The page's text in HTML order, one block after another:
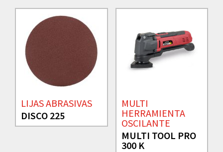
LIJAS ABRASIVAS
DISCO 225
MULTI
HERRAMIENTA
OSCILANTE
MULTI TOOL PRO
300 K